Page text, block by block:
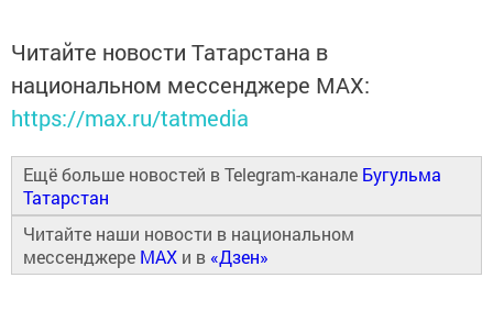
Читайте новости Татарстана в
национальном мессенджере MАХ:
https://max.ru/tatmedia
Ещё больше новостей в Telegram-канале Бугульма
Татарстан
Читайте наши новости в национальном
мессенджере MAX и в «Дзен»